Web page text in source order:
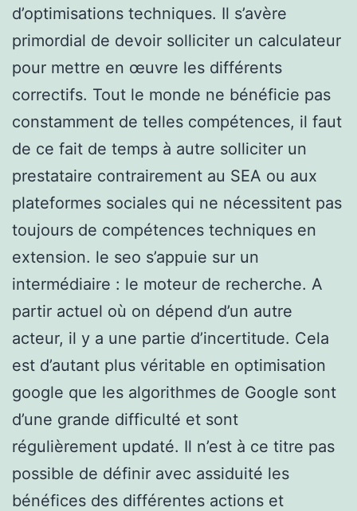
d’optimisations techniques. Il s’avère
primordial de devoir solliciter un calculateur
pour mettre en œuvre les différents
correctifs. Tout le monde ne bénéficie pas
constamment de telles compétences, il faut
de ce fait de temps à autre solliciter un
prestataire contrairement au SEA ou aux
plateformes sociales qui ne nécessitent pas
toujours de compétences techniques en
extension. le seo s’appuie sur un
intermédiaire : le moteur de recherche. A
partir actuel où on dépend d’un autre
acteur, il y a une partie d’incertitude. Cela
est d’autant plus véritable en optimisation
google que les algorithmes de Google sont
d’une grande difficulté et sont
régulièrement updaté. Il n’est à ce titre pas
possible de définir avec assiduité les
bénéfices des différentes actions et